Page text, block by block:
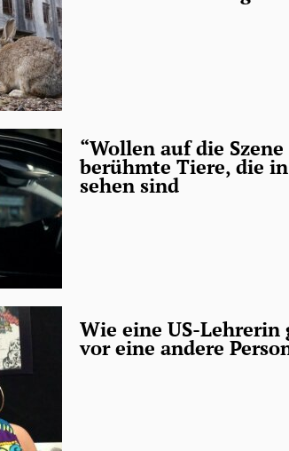
“Wollen auf die Szene
berühmte Tiere, die
sehen sind
Wie eine US-Lehrerin
vor eine andere